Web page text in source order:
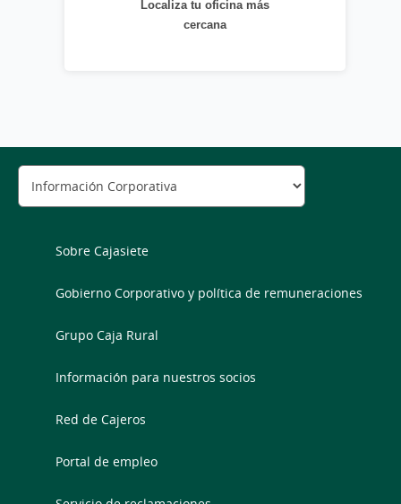
Localiza tu oficina más
cercana
Sobre Cajasiete
Gobierno Corporativo y política de remuneraciones
Grupo Caja Rural
Información para nuestros socios
Red de Cajeros
Portal de empleo